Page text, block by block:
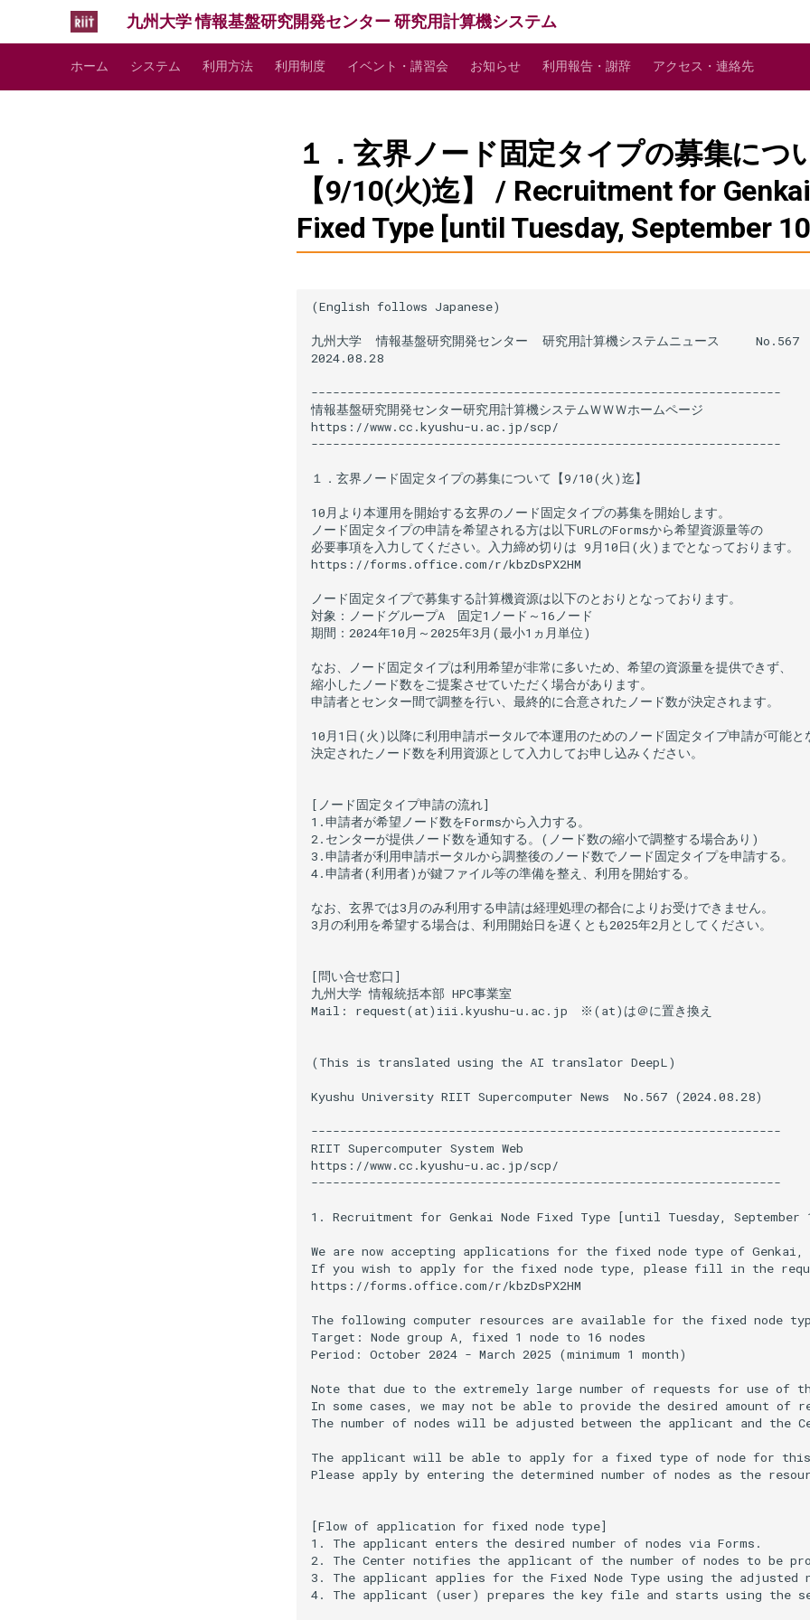
九州大学 情報基盤研究開発センター 研究用計算機システム
ホーム システム 利用方法 利用制度 イベント・講習会 お知らせ 利用報告・謝辞 アクセス・連絡先
１．玄界ノード固定タイプの募集につ
【9/10(火)迄】 / Recruitment for
Fixed Type [until Tuesday, September
(English follows Japanese)
九州大学  情報基盤研究開発センター  研究用計算機システムニュース     No.567
2024.08.28
-----------------------------------------------------------------
情報基盤研究開発センター研究用計算機システムＷＷＷホームページ
https://www.cc.kyushu-u.ac.jp/scp/
-----------------------------------------------------------------
１．玄界ノード固定タイプの募集について【9/10(火)迄】
10月より本運用を開始する玄界のノード固定タイプの募集を開始します。
ノード固定タイプの申請を希望される方は以下URLのFormsから希望資源量等の
必要事項を入力してください。入力締め切りは 9月10日(火)までとなっております。
https://forms.office.com/r/kbzDsPX2HM
ノード固定タイプで募集する計算機資源は以下のとおりとなっております。
対象：ノードグループA　固定1ノード～16ノード
期間：2024年10月～2025年3月(最小1ヵ月単位)
なお、ノード固定タイプは利用希望が非常に多いため、希望の資源量を提供できず、
縮小したノード数をご提案させていただく場合があります。
申請者とセンター間で調整を行い、最終的に合意されたノード数が決定されます。
10月1日(火)以降に利用申請ポータルで本運用のためのノード固定タイプ申請が可能と
決定されたノード数を利用資源として入力してお申し込みください。
[ノード固定タイプ申請の流れ]
1.申請者が希望ノード数をFormsから入力する。
2.センターが提供ノード数を通知する。(ノード数の縮小で調整する場合あり)
3.申請者が利用申請ポータルから調整後のノード数でノード固定タイプを申請する。
4.申請者(利用者)が鍵ファイル等の準備を整え、利用を開始する。
なお、玄界では3月のみ利用する申請は経理処理の都合によりお受けできません。
3月の利用を希望する場合は、利用開始日を遅くとも2025年2月としてください。
[問い合せ窓口]
九州大学 情報統括本部 HPC事業室
Mail: request(at)iii.kyushu-u.ac.jp　※(at)は＠に置き換え
(This is translated using the AI translator DeepL)
Kyushu University RIIT Supercomputer News  No.567 (2024.08.28)
-----------------------------------------------------------------
RIIT Supercomputer System Web
https://www.cc.kyushu-u.ac.jp/scp/
-----------------------------------------------------------------
1. Recruitment for Genkai Node Fixed Type [until Tuesday, September
We are now accepting applications for the fixed node type of
If you wish to apply for the fixed node type, please fill in the
https://forms.office.com/r/kbzDsPX2HM
The following computer resources are available for the fixed node
Target: Node group A, fixed 1 node to 16 nodes
Period: October 2024 - March 2025 (minimum 1 month)
Note that due to the extremely large number of requests for use of
In some cases, we may not be able to provide the desired amount of
The number of nodes will be adjusted between the applicant and
The applicant will be able to apply for a fixed type of node for this
Please apply by entering the determined number of nodes as the
[Flow of application for fixed node type]
1. The applicant enters the desired number of nodes via Forms.
2. The Center notifies the applicant of the number of nodes to be
3. The applicant applies for the Fixed Node Type using the adjusted
4. The applicant (user) prepares the key file and starts using the